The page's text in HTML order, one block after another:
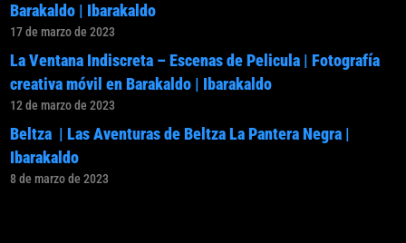
Barakaldo | Ibarakaldo
17 de marzo de 2023
La Ventana Indiscreta – Escenas de Pelicula | Fotografía
creativa móvil en Barakaldo | Ibarakaldo
12 de marzo de 2023
Beltza | Las Aventuras de Beltza La Pantera Negra |
Ibarakaldo
8 de marzo de 2023